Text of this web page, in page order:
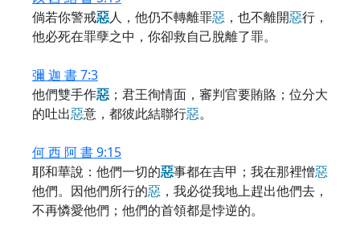
倘若你警戒惡人，他仍不轉離罪惡 ，也不離開惡行，
他必死在罪孽之中，你卻救自己脫離了罪。
彌 迦 書 7:3
他們雙手作惡 ；君王徇情面，審判官要賄賂；位分大
的吐出惡意，都彼此結聯行惡。
何 西 阿 書 9:15
耶和華說：他們一切的惡事都在吉甲；我在那裡憎惡
他們。因他們所行的惡 ，我必從我地上趕出他們去，
不再憐愛他們；他們的首領都是悖逆的。